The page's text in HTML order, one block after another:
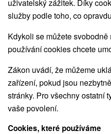
Vyberte lokalitu nebo
Nejprodávanější
1.
uživatelský zážitek. Díky
služby podle toho, co
Kdykoli se můžete
používání cookies chcete
Zákon uvádí, že můžeme
zařízení, pokud jsou
stránky. Pro všechny ostatní
vaše povolení.
Cookies, které používáme